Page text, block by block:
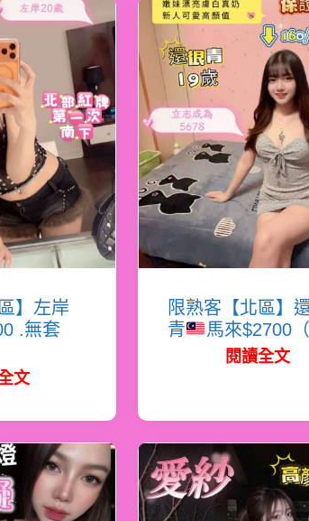
】左岸
.無套
文
限熟客【北區】
青
馬來$2700（
閱讀全文